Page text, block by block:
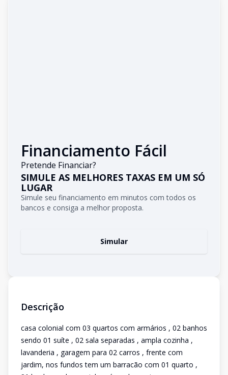
Financiamento Fácil
Pretende Financiar?
SIMULE AS MELHORES TAXAS EM UM SÓ
LUGAR
Simule seu financiamento em minutos com todos os
bancos e consiga a melhor proposta.
Simular
Descrição
casa colonial com 03 quartos com armários , 02 banhos
sendo 01 suíte , 02 sala separadas , ampla cozinha ,
lavanderia , garagem para 02 carros , frente com
jardim, nos fundos tem um barracão com 01 quarto ,